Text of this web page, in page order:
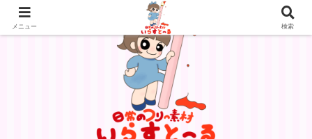
メニュー 検索